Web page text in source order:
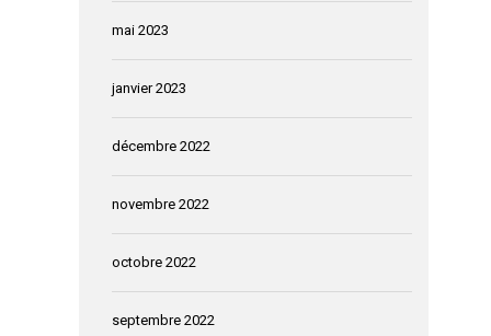
mai 2023
janvier 2023
décembre 2022
novembre 2022
octobre 2022
septembre 2022